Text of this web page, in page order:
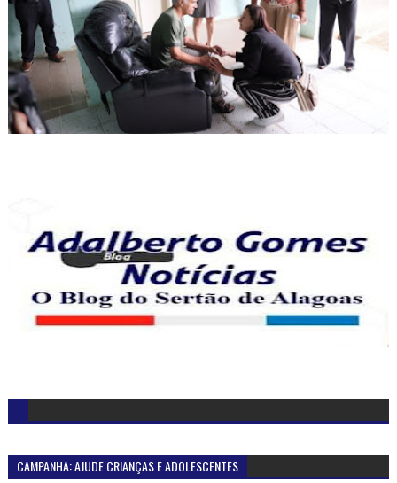
CAMPANHA: AJUDE CRIANÇAS E ADOLESCENTES